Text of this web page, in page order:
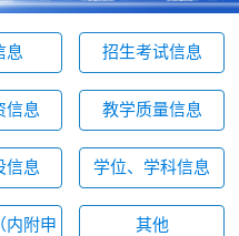
息 招生考试信息
信息 教学质量信息
信息 学位、学科信息
内附申 其他